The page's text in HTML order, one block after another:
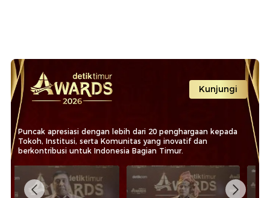
Kunjungi
Puncak apresiasi dengan lebih dari 20 penghargaan kepada
Tokoh, Institusi, serta Komunitas yang inovatif dan
berkontribusi untuk Indonesia Bagian Timur.